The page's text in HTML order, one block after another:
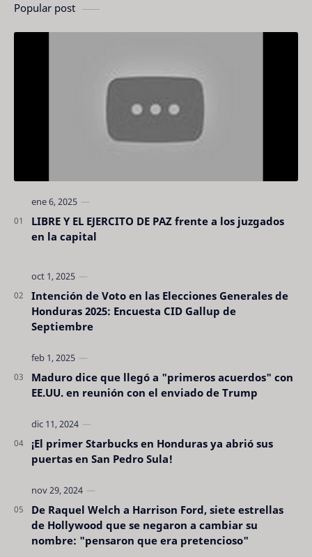
Popular post
LIBRE Y EL EJERCITO DE PAZ frente a los juzgados
en la capital
Intención de Voto en las Elecciones Generales de
Honduras 2025: Encuesta CID Gallup de
Septiembre
Maduro dice que llegó a "primeros acuerdos" con
EE.UU. en reunión con el enviado de Trump
¡El primer Starbucks en Honduras ya abrió sus
puertas en San Pedro Sula!
De Raquel Welch a Harrison Ford, siete estrellas
de Hollywood que se negaron a cambiar su
nombre: "pensaron que era pretencioso"